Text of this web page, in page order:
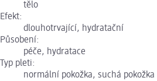
tělo
Efekt:
dlouhotrvající, hydratační
Působení:
péče, hydratace
Typ pleti:
normální pokožka, suchá pokožka